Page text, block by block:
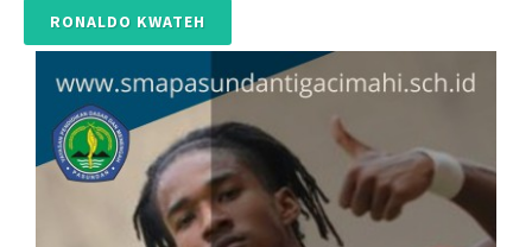
RONALDO KWATEH